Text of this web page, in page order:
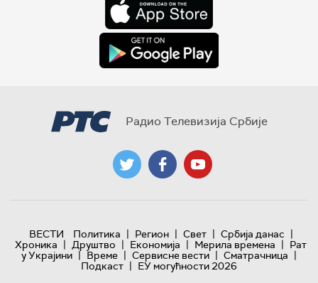
Радио Телевизија Србије
ВЕСТИ Политика | Регион | Свет | Србија данас |
Хроника | Друштво | Економија | Мерила времена | Рат
у Украјини | Време | Сервисне вести | Сматрачница |
Подкаст | ЕУ могућности 2026